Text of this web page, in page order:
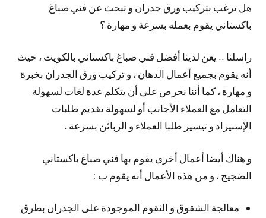
هل ترغب بتركيب ورق جدران و تبحث عن فني صباغ
باكستاني يقوم بعمله بسرعة و مهارة ؟
راسلنا .. يعن لدينا أفضل فني صباغ باكستاني بالكويت ، حيث
أنه يقوم بجميع أعمال الدهان ، و تركيب ورق الجدران بخبرة
و مهارة ، كما أننا نحرص على أن يتكلم عدة لغات لسهولة
التعامل مع العملاء الأجانب أو لسهولة تقديم طلبات
الإسنيراد و تيسير طلبا العملاء و الزبائن بسرعة .
و هناك أيضا أعمال أخرى يقوم بها فني صباغ باكستاني
الضجيج ، و من هذه الأعمال أنه يقوم ب :
معالجة الشقوق و الثقوم الموجودة على الجدران بطرق